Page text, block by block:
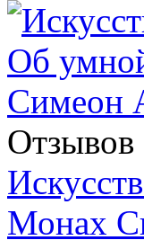
Отзывов
Монах